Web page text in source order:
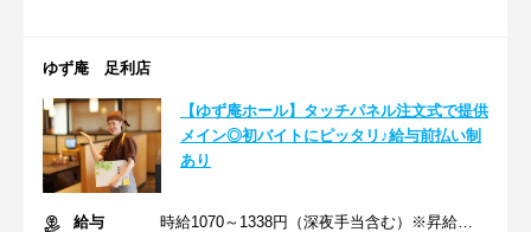
ゆず庵 足利店
【ゆず庵ホール】タッチパネル注文式で提供
メイン◎初バイトにピッタリ♪給与前払い制
あり
給与
時給1070～1338円（深夜手当含む）※昇給は随時あり